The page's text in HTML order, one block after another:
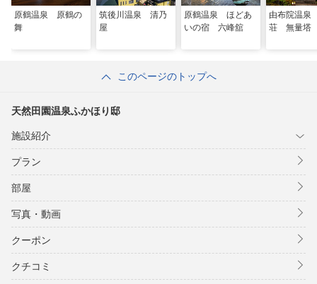
原鶴温泉 原鶴の
舞
筑後川温泉 清乃
屋
原鶴温泉 ほどあ
いの宿 六峰舘
由布院温
荘 無量塔
このページのトップへ
天然田園温泉ふかほり邸
施設紹介
プラン
部屋
写真・動画
クーポン
クチコミ